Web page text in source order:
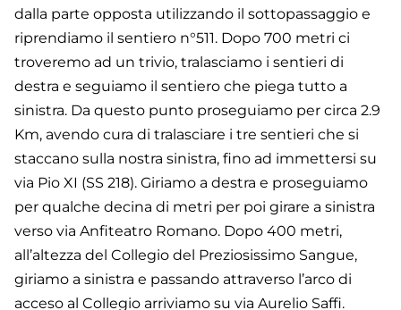
dalla parte opposta utilizzando il sottopassaggio e
riprendiamo il sentiero n°511. Dopo 700 metri ci
troveremo ad un trivio, tralasciamo i sentieri di
destra e seguiamo il sentiero che piega tutto a
sinistra. Da questo punto proseguiamo per circa 2.9
Km, avendo cura di tralasciare i tre sentieri che si
staccano sulla nostra sinistra, fino ad immettersi su
via Pio XI (SS 218). Giriamo a destra e proseguiamo
per qualche decina di metri per poi girare a sinistra
verso via Anfiteatro Romano. Dopo 400 metri,
all’altezza del Collegio del Preziosissimo Sangue,
giriamo a sinistra e passando attraverso l’arco di
acceso al Collegio arriviamo su via Aurelio Saffi.